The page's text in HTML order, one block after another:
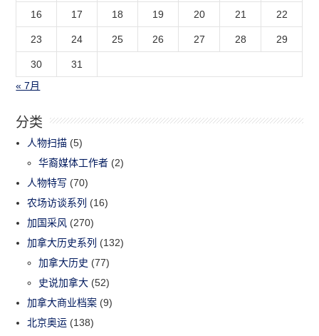
16 17 18 19 20 21 22
23 24 25 26 27 28 29
30
31
« 7月
分类
人物扫描 (5)
华裔媒体工作者 (2)
人物特写 (70)
农场访谈系列 (16)
加国采风 (270)
加拿大历史系列 (132)
加拿大历史 (77)
史说加拿大 (52)
加拿大商业档案 (9)
北京奥运 (138)